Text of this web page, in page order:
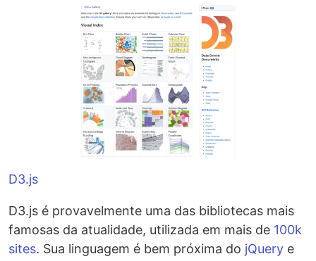
D3.js
D3.js é provavelmente uma das bibliotecas mais
famosas da atualidade, utilizada em mais de 100k
sites. Sua linguagem é bem próxima do jQuery e